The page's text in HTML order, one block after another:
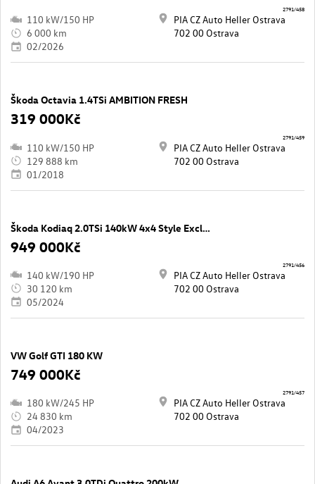
110 kW/150 HP
6 000 km
02/2026
PIA CZ Auto Heller Ostrava
702 00 Ostrava
2791/458
Škoda Octavia 1.4TSi AMBITION FRESH
319 000Kč
110 kW/150 HP
129 888 km
01/2018
PIA CZ Auto Heller Ostrava
702 00 Ostrava
2791/459
Škoda Kodiaq 2.0TSi 140kW 4x4 Style Exclusive
949 000Kč
140 kW/190 HP
30 120 km
05/2024
PIA CZ Auto Heller Ostrava
702 00 Ostrava
2791/456
VW Golf GTI 180 KW
749 000Kč
180 kW/245 HP
24 830 km
04/2023
PIA CZ Auto Heller Ostrava
702 00 Ostrava
2791/457